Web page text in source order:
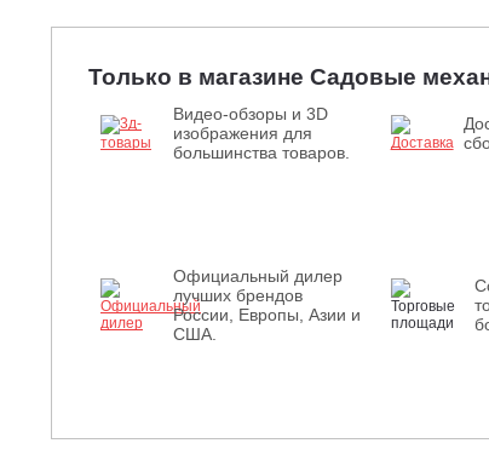
Только в магазине Садовые
Видео-обзоры и 3D
изображения для
большинства товаров.
Официальный дилер
лучших брендов
России, Европы, Азии и
США.